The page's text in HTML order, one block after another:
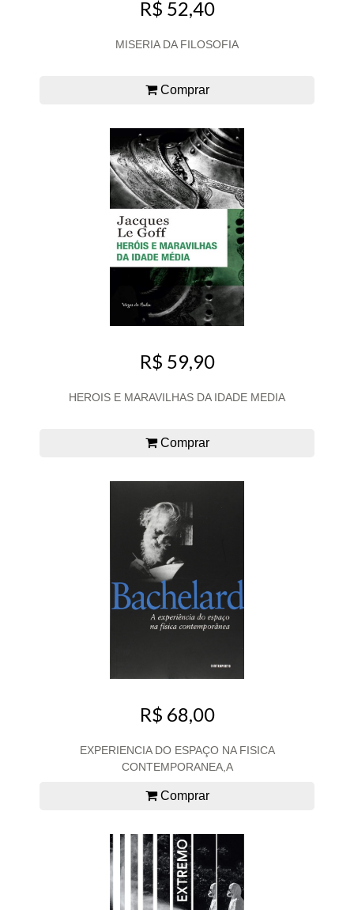
R$ 52,40
MISERIA DA FILOSOFIA
Comprar
R$ 59,90
HEROIS E MARAVILHAS DA IDADE MEDIA
Comprar
R$ 68,00
EXPERIENCIA DO ESPAÇO NA FISICA
CONTEMPORANEA,A
Comprar